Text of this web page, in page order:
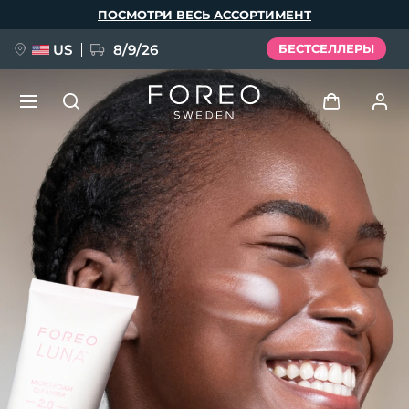
ПОСМОТРИ ВЕСЬ АССОРТИМЕНТ
US 8/9/26 БЕСТСЕЛЛЕРЫ
Войти
Профиль пользователя
Мои приборы
Мои заказы
Мои адреса
Мои подписки
НОВИНКА
FAQ™ Pure Beauty-Tech Elixir
BREAKING NEWS
issa™ Teeth Whitening Set
Язык
English Deutsch
Español
Français
Italiano
Português
Polski
Svenska
Русский
Türkçe
繁體中文